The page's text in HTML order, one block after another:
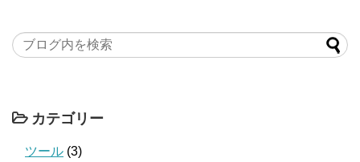
カテゴリー
ツール (3)